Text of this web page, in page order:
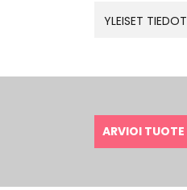
YLEISET TIEDOT
ARVIOI TUOTE